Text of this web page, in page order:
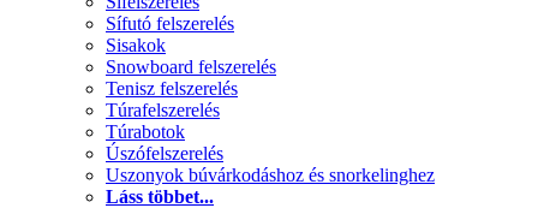
Sífutó felszerelés
Sisakok
Snowboard felszerelés
Tenisz felszerelés
Túrafelszerelés
Túrabotok
Úszófelszerelés
Uszonyok búvárkodáshoz és snorkelinghez
Láss többet...